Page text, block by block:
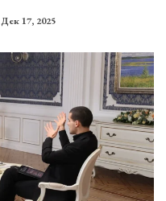
Дек 17, 2025